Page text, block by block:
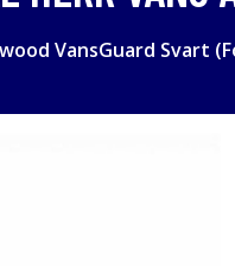
VansGuard Svart